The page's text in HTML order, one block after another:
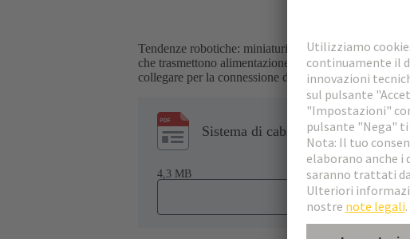
Tendenze robotiche: miniaturizzazione e
che trasmettono alimentazione e segnali tra
collegare per la connessione della tecnologia degli
Sistema di cablaggio e soluzioni
4,3 MB